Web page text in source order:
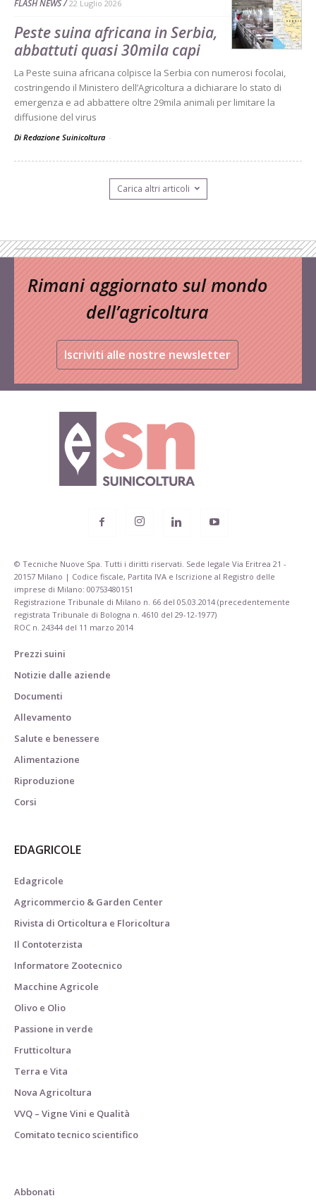
FLASH NEWS 22 Luglio 2026
Peste suina africana in Serbia,
abbattuti quasi 30mila capi
La Peste suina africana colpisce la Serbia con numerosi focolai,
costringendo il Ministero dell’Agricoltura a dichiarare lo stato di
emergenza e ad abbattere oltre 29mila animali per limitare la
diffusione del virus
Di Redazione Suinicoltura -
Carica altri articoli
Rimani aggiornato sul mondo
dell’agricoltura
Iscriviti alle nostre newsletter
© Tecniche Nuove Spa. Tutti i diritti riservati. Sede legale Via Eritrea 21 -
20157 Milano | Codice fiscale, Partita IVA e Iscrizione al Registro delle
imprese di Milano: 00753480151
Registrazione Tribunale di Milano n. 66 del 05.03.2014 (precedentemente
registrata Tribunale di Bologna n. 4610 del 29-12-1977)
ROC n. 24344 del 11 marzo 2014
Prezzi suini
Notizie dalle aziende
Documenti
Allevamento
Salute e benessere
Alimentazione
Riproduzione
Corsi
EDAGRICOLE
Edagricole
Agricommercio & Garden Center
Rivista di Orticoltura e Floricoltura
Il Contoterzista
Informatore Zootecnico
Macchine Agricole
Olivo e Olio
Passione in verde
Frutticoltura
Terra e Vita
Nova Agricoltura
VVQ – Vigne Vini e Qualità
Comitato tecnico scientifico
Abbonati